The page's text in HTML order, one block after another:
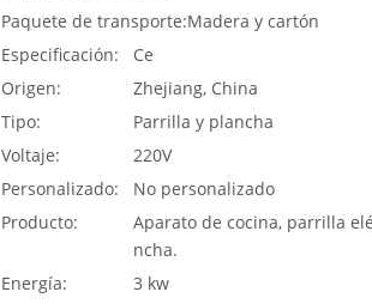
Paquete de transporte:Madera y cartón
Especificación:
Ce
Origen:
Zhejiang, China
Tipo:
Parrilla y plancha
Voltaje:
220V
Personalizado:
No personalizado
Producto:
Aparato de cocina, parrilla
ncha.
Energía:
3 kw